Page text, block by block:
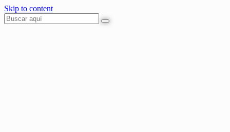
Skip to content